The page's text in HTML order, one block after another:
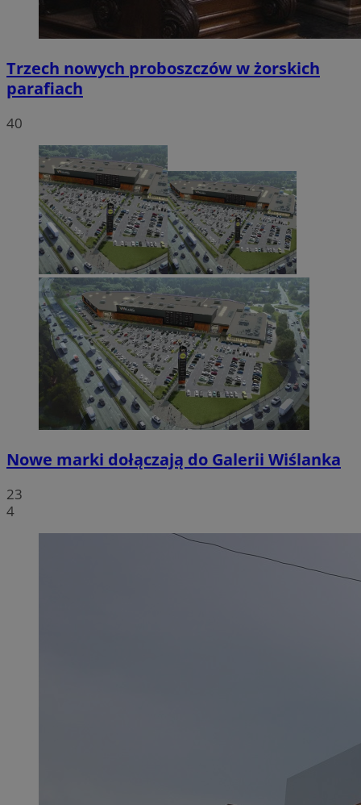
Trzech nowych proboszczów w żorskich
parafiach
40
Nowe marki dołączają do Galerii Wiślanka
23
4